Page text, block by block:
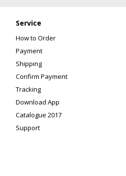
Service
How to Order
Payment
Shipping
Confirm Payment
Tracking
Download App
Catalogue 2017
Support